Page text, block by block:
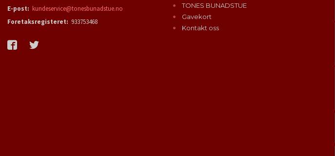
E-post: kundeservice@tonesbunadstue.no
Foretaksregisteret: 933753468
TONES BUNADSTUE
Gavekort
Kontakt oss